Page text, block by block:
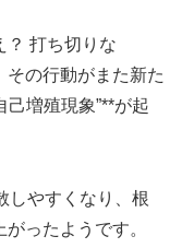
？ 打ち切りな
の行動がまた新た
増殖現象”**が起
しやすくなり、根
ったようです。